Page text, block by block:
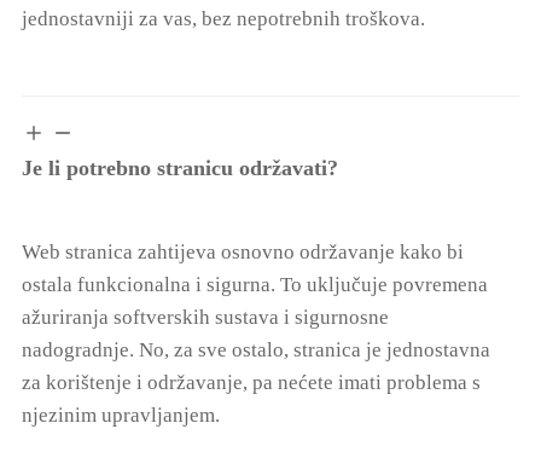
jednostavniji za vas, bez nepotrebnih troškova.
Je li potrebno stranicu održavati?
Web stranica zahtijeva osnovno održavanje kako bi
ostala funkcionalna i sigurna. To uključuje povremena
ažuriranja softverskih sustava i sigurnosne
nadogradnje. No, za sve ostalo, stranica je jednostavna
za korištenje i održavanje, pa nećete imati problema s
njezinim upravljanjem.